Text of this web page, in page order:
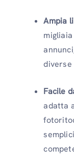
Ampia
diverse
Facile
adatta